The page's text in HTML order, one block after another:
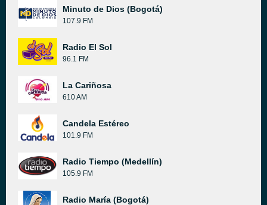
Minuto de Dios (Bogotá)
107.9 FM
Radio El Sol
96.1 FM
La Cariñosa
610 AM
Candela Estéreo
101.9 FM
Radio Tiempo (Medellín)
105.9 FM
Radio María (Bogotá)